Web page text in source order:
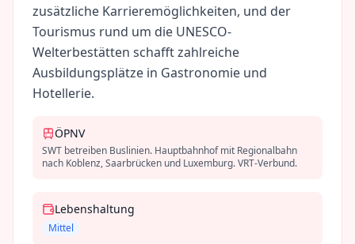
zusätzliche Karrieremöglichkeiten, und der
Tourismus rund um die UNESCO-
Welterbestätten schafft zahlreiche
Ausbildungsplätze in Gastronomie und
Hotellerie.
ÖPNV
SWT betreiben Buslinien. Hauptbahnhof mit Regionalbahn
nach Koblenz, Saarbrücken und Luxemburg. VRT-Verbund.
Lebenshaltung
Mittel